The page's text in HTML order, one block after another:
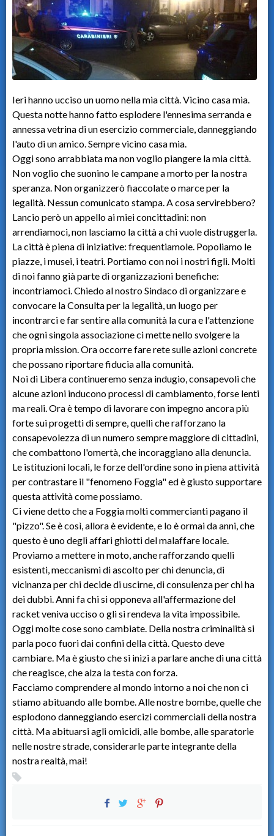
Ieri hanno ucciso un uomo nella mia città. Vicino casa mia.
Questa notte hanno fatto esplodere l'ennesima serranda e
annessa vetrina di un esercizio commerciale, danneggiando
l'auto di un amico. Sempre vicino casa mia.
Oggi sono arrabbiata ma non voglio piangere la mia città.
Non voglio che suonino le campane a morto per la nostra
speranza. Non organizzerò fiaccolate o marce per la
legalità. Nessun comunicato stampa. A cosa servirebbero?
Lancio però un appello ai miei concittadini: non
arrendiamoci, non lasciamo la città a chi vuole distruggerla.
La città è piena di iniziative: frequentiamole. Popoliamo le
piazze, i musei, i teatri. Portiamo con noi i nostri figli. Molti
di noi fanno già parte di organizzazioni benefiche:
incontriamoci. Chiedo al nostro Sindaco di organizzare e
convocare la Consulta per la legalità, un luogo per
incontrarci e far sentire alla comunità la cura e l'attenzione
che ogni singola associazione ci mette nello svolgere la
propria mission. Ora occorre fare rete sulle azioni concrete
che possano riportare fiducia alla comunità.
Noi di Libera continueremo senza indugio, consapevoli che
alcune azioni inducono processi di cambiamento, forse lenti
ma reali. Ora è tempo di lavorare con impegno ancora più
forte sui progetti di sempre, quelli che rafforzano la
consapevolezza di un numero sempre maggiore di cittadini,
che combattono l'omertà, che incoraggiano alla denuncia.
Le istituzioni locali, le forze dell'ordine sono in piena attività
per contrastare il "fenomeno Foggia" ed è giusto supportare
questa attività come possiamo.
Ci viene detto che a Foggia molti commercianti pagano il
"pizzo". Se è così, allora è evidente, e lo è ormai da anni, che
questo è uno degli affari ghiotti del malaffare locale.
Proviamo a mettere in moto, anche rafforzando quelli
esistenti, meccanismi di ascolto per chi denuncia, di
vicinanza per chi decide di uscirne, di consulenza per chi ha
dei dubbi. Anni fa chi si opponeva all'affermazione del
racket veniva ucciso o gli si rendeva la vita impossibile.
Oggi molte cose sono cambiate. Della nostra criminalità si
parla poco fuori dai confini della città. Questo deve
cambiare. Ma è giusto che si inizi a parlare anche di una città
che reagisce, che alza la testa con forza.
Facciamo comprendere al mondo intorno a noi che non ci
stiamo abituando alle bombe. Alle nostre bombe, quelle che
esplodono danneggiando esercizi commerciali della nostra
città. Ma abituarsi agli omicidi, alle bombe, alle sparatorie
nelle nostre strade, considerarle parte integrante della
nostra realtà, mai!